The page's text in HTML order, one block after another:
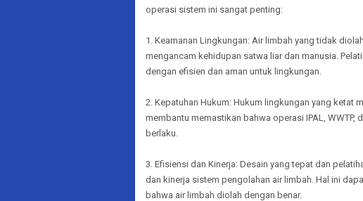
operasi sistem ini sangat penting:
1. Keamanan Lingkungan: Air limbah yang tidak
mengancam kehidupan satwa liar dan manusia.
dengan efisien dan aman untuk lingkungan.
2. Kepatuhan Hukum: Hukum lingkungan yang ketat
membantu memastikan bahwa operasi IPAL, WWTP,
berlaku.
3. Efisiensi dan Kinerja: Desain yang tepat dan
dan kinerja sistem pengolahan air limbah. Hal ini
bahwa air limbah diolah dengan benar.